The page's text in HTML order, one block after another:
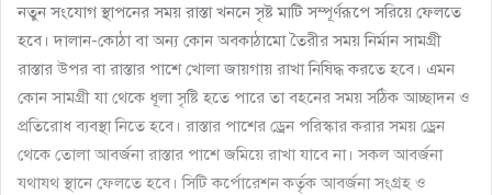
নতুন সংযোগ স্থাপনের সময় রাস্তা খননে সৃষ্ট মাটি সম্পূর্ণরূপে সরিয়ে ফেলতে
হবে। দালান-কোঠা বা অন্য কোন অবকাঠামো তৈরীর সময় নির্মান সামগ্রী
রাস্তার উপর বা রাস্তার পাশে খোলা জায়গায় রাখা নিষিদ্ধ করতে হবে। এমন
কোন সামগ্রী যা থেকে ধূলা সৃষ্টি হতে পারে তা বহনের সময় সঠিক আচ্ছাদন ও
প্রতিরোধ ব্যবস্থা নিতে হবে। রাস্তার পাশের ড্রেন পরিস্কার করার সময় ড্রেন
থেকে তোলা আবর্জনা রাস্তার পাশে জমিয়ে রাখা যাবে না। সকল আবর্জনা
যথাযথ স্থানে ফেলতে হবে। সিটি কর্পোরেশন কর্তৃক আবর্জনা সংগ্রহ ও